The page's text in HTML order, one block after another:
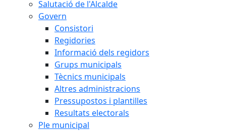
Salutació de l'Alcalde
Govern
Consistori
Regidories
Informació dels regidors
Grups municipals
Tècnics municipals
Altres administracions
Pressupostos i plantilles
Resultats electorals
Ple municipal